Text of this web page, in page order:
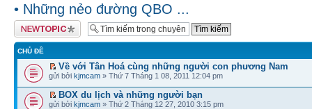
• Những nẻo đường QBO ...
Tạo chủ đề mới
CHỦ ĐỀ
Về với Tân Hoá cùng những người con phương Nam
gửi bởi kjmcam » Thứ 7 Tháng 1 08, 2011 12:04 pm
BOX du lịch và những người bạn
gửi bởi kjmcam » Thứ 2 Tháng 12 27, 2010 3:15 pm